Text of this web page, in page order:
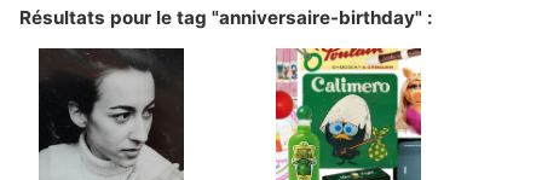
Résultats pour le tag "anniversaire-birthday" :